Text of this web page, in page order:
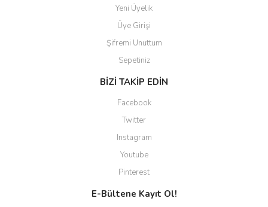
Yeni Üyelik
Üye Girişi
Şifremi Unuttum
Sepetiniz
BİZİ TAKİP EDİN
Facebook
Twitter
Instagram
Youtube
Pinterest
E-Bültene Kayıt Ol!